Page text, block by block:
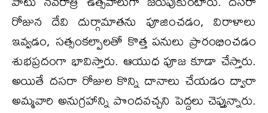
రోజున దేవి దుర్గామాతను పూజించడం, విరాళాలు
ఇవ్వడం, సత్సంకల్పాలతో కొత్త పనులు ప్రారంభించడం
శుభప్రదంగా భావిస్తారు. ఆయుధ పూజ కూడా చేస్తారు.
అయితే దసరా రోజుల కొన్ని దానాలు చేయడం ద్వారా
అమ్మవారి అనుగ్రహాన్ని పొందవచ్చని పెద్దలు చెప్తున్నారు.